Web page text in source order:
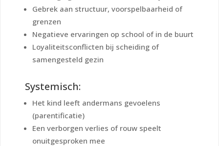
Gebrek aan structuur, voorspelbaarheid of
grenzen
Negatieve ervaringen op school of in de buurt
Loyaliteitsconflicten bij scheiding of
samengesteld gezin
Systemisch:
Het kind leeft andermans gevoelens
(parentificatie)
Een verborgen verlies of rouw speelt
onuitgesproken mee